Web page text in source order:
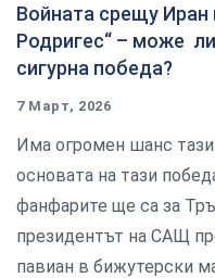
Войната срещу
Родригес“ – може
сигурна победа?
7 Март, 2026
Има огромен шанс
основата на тази
фанфарите ще са за
президентът на САЩ
павиан в бижутерски